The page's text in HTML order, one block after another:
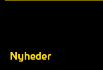
Nyheder